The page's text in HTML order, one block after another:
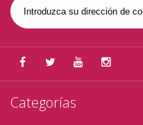
Categorías